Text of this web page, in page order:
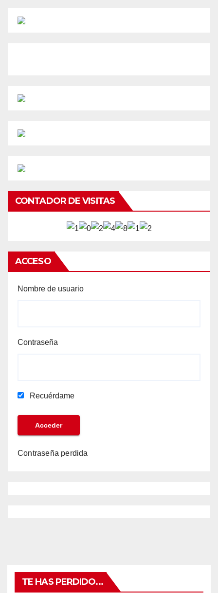
CONTADOR DE VISITAS
ACCESO
Nombre de usuario
Contraseña
Recuérdame
Contraseña perdida
TE HAS PERDIDO...